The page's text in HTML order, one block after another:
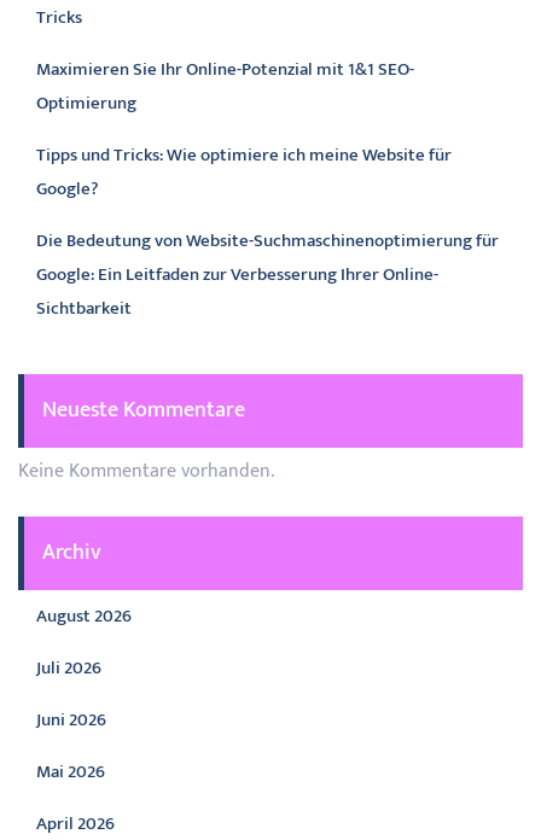
Tricks
Maximieren Sie Ihr Online-Potenzial mit 1&1 SEO-
Optimierung
Tipps und Tricks: Wie optimiere ich meine Website für
Google?
Die Bedeutung von Website-Suchmaschinenoptimierung für
Google: Ein Leitfaden zur Verbesserung Ihrer Online-
Sichtbarkeit
Neueste Kommentare
Keine Kommentare vorhanden.
Archiv
August 2026
Juli 2026
Juni 2026
Mai 2026
April 2026